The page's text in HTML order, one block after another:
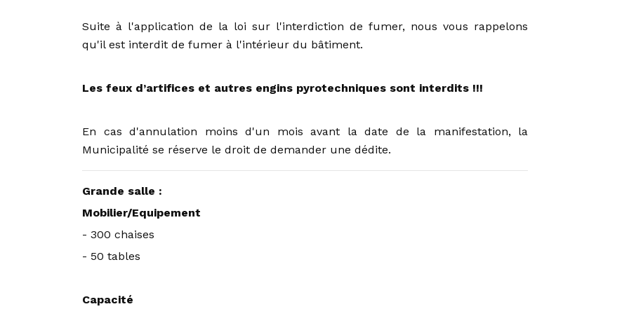
Suite à l'application de la loi sur l'interdiction de fumer, nous vous rappelons
qu'il est interdit de fumer à l'intérieur du bâtiment.
Les feux d’artifices et autres engins pyrotechniques sont interdits !!!
En cas d'annulation moins d'un mois avant la date de la manifestation, la
Municipalité se réserve le droit de demander une dédite.
Grande salle :
Mobilier/Equipement
- 300 chaises
- 50 tables
Capacité